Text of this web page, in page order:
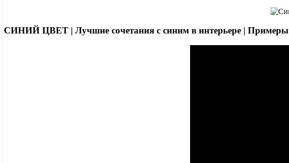
СИНИЙ ЦВЕТ | Лучшие сочетания с синим в интерьере | Примеры